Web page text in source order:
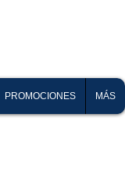
PROMOCIONES MÁS